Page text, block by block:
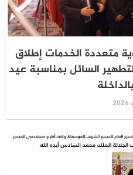
متعددة الخدمات إطلاق
السائل بمناسبة عيد